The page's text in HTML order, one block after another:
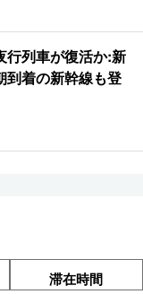
行列車が復活か:新
到着の新幹線も登
滞在時間